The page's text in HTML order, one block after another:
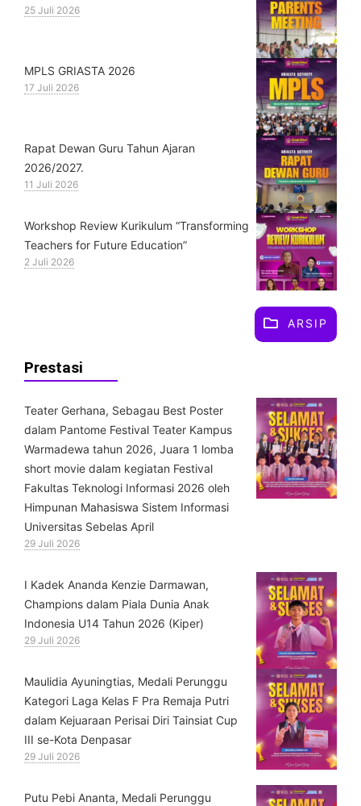
25 Juli 2026
MPLS GRIASTA 2026
17 Juli 2026
Rapat Dewan Guru Tahun Ajaran
2026/2027.
11 Juli 2026
Workshop Review Kurikulum “Transforming
Teachers for Future Education”
2 Juli 2026
ARSIP
Prestasi
Teater Gerhana, Sebagau Best Poster
dalam Pantome Festival Teater Kampus
Warmadewa tahun 2026, Juara 1 lomba
short movie dalam kegiatan Festival
Fakultas Teknologi Informasi 2026 oleh
Himpunan Mahasiswa Sistem Informasi
Universitas Sebelas April
29 Juli 2026
⁠I Kadek Ananda Kenzie Darmawan,
Champions dalam Piala Dunia Anak
Indonesia U14 Tahun 2026 (Kiper)
29 Juli 2026
⁠Maulidia Ayuningtias, Medali Perunggu
Kategori Laga Kelas F Pra Remaja Putri
dalam Kejuaraan Perisai Diri Tainsiat Cup
III se-Kota Denpasar
29 Juli 2026
Putu Pebi Ananta, Medali Perunggu